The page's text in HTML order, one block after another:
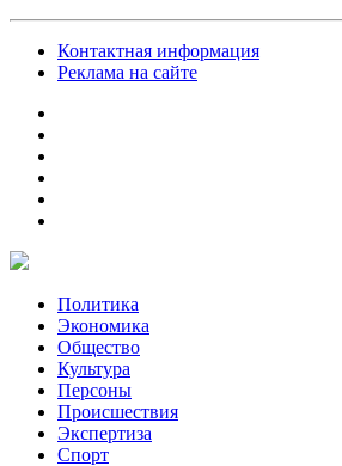
Контактная информация
Реклама на сайте
Политика
Экономика
Общество
Культура
Персоны
Происшествия
Экспертиза
Спорт